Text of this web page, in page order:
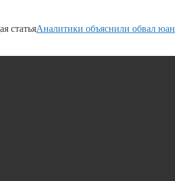
статьяАналитики объяснили обвал